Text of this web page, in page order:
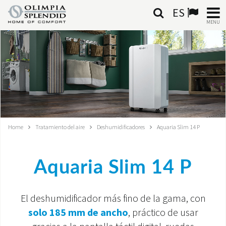
ES
MENU
ESPAÑOL
HOME
AIRE ACONDICIONADO
CALEFACCIÓN
SISTEMAS INTEGRADOS
CONTACTA CON NOSOTROS
MONDE OS
Home Tratamiento del aire Deshumidificadores Aquaria Slim 14 P
Aquaria Slim 14 P
El deshumidificador más fino de la gama, con
solo 185 mm de ancho, práctico de usar